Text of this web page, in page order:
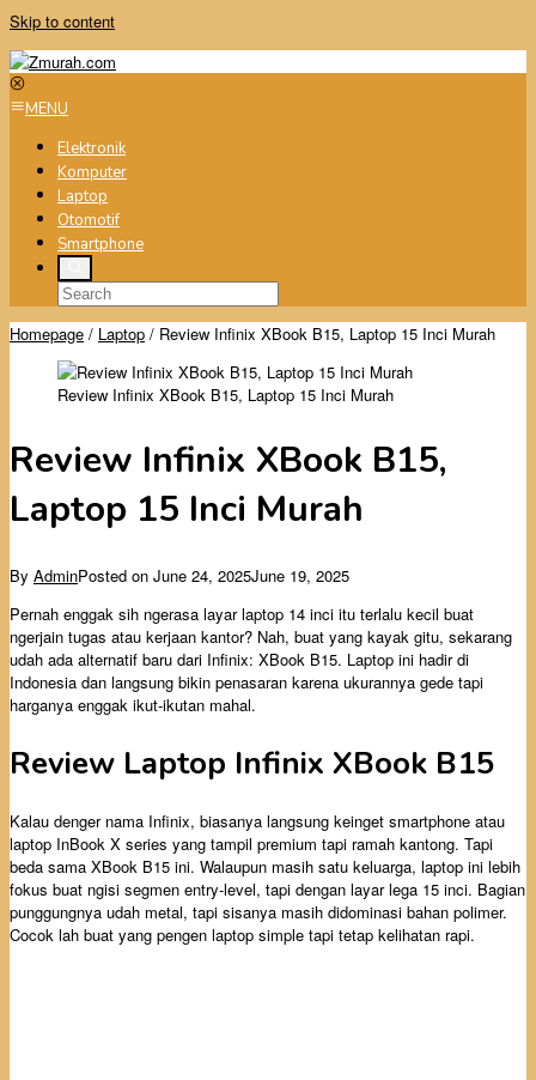
Skip to content
MENU
Elektronik
Komputer
Laptop
Otomotif
Smartphone
Homepage / Laptop / Review Infinix XBook B15, Laptop 15 Inci Murah
Review Infinix XBook B15, Laptop 15 Inci Murah
Review Infinix XBook B15,
Laptop 15 Inci Murah
By AdminPosted on June 24, 2025June 19, 2025
Pernah enggak sih ngerasa layar laptop 14 inci itu terlalu kecil buat
ngerjain tugas atau kerjaan kantor? Nah, buat yang kayak gitu, sekarang
udah ada alternatif baru dari Infinix: XBook B15. Laptop ini hadir di
Indonesia dan langsung bikin penasaran karena ukurannya gede tapi
harganya enggak ikut-ikutan mahal.
Review Laptop Infinix XBook B15
Kalau denger nama Infinix, biasanya langsung keinget smartphone atau
laptop InBook X series yang tampil premium tapi ramah kantong. Tapi
beda sama XBook B15 ini. Walaupun masih satu keluarga, laptop ini lebih
fokus buat ngisi segmen entry-level, tapi dengan layar lega 15 inci. Bagian
punggungnya udah metal, tapi sisanya masih didominasi bahan polimer.
Cocok lah buat yang pengen laptop simple tapi tetap kelihatan rapi.